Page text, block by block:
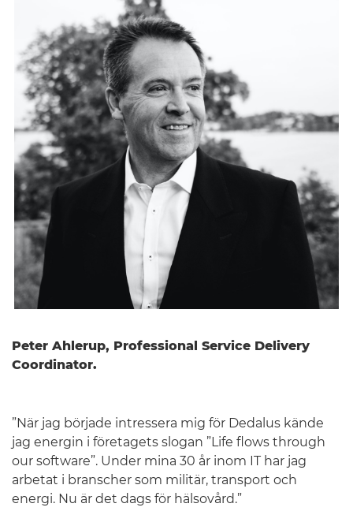
Peter Ahlerup, Professional Service Delivery
Coordinator.
”När jag började intressera mig för Dedalus kände
jag energin i företagets slogan ”Life flows through
our software”. Under mina 30 år inom IT har jag
arbetat i branscher som militär, transport och
energi. Nu är det dags för hälsovård.”